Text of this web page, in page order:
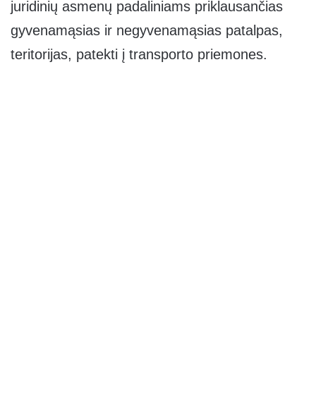
juridinių asmenų padaliniams priklausančias
gyvenamąsias ir negyvenamąsias patalpas,
teritorijas, patekti į transporto priemones.